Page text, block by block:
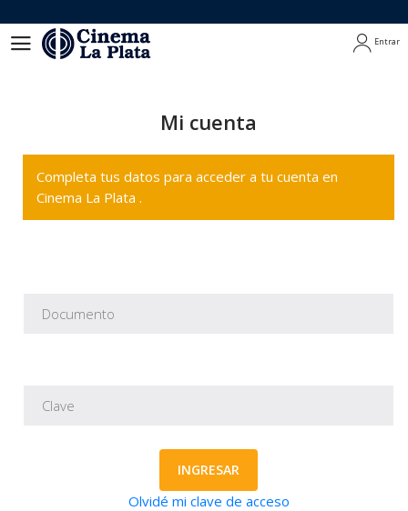
Entrar
Mi cuenta
Completa tus datos para acceder a tu cuenta en
Cinema La Plata .
INGRESAR
Olvidé mi clave de acceso